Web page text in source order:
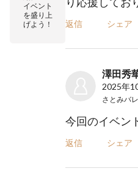
イベント
を盛り上
げよう！
返信 シェア
澤田秀
2025年
さとみバ
今回のイベン
返信 シェア